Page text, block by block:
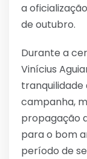
a
de outubro.
Durante a
Vinícius
campanha,
propagação
para o bom
período de